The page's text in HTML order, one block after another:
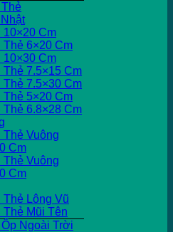
10×20 Cm
Thẻ 6×20 Cm
10×30 Cm
Thẻ 7.5×15 Cm
Thẻ 7.5×30 Cm
Thẻ 5×20 Cm
Thẻ 6.8×28 Cm
Thẻ Vuông
Cm
Thẻ Vuông
Cm
Thẻ Lông Vũ
Thẻ Mũi Tên
Ngoài Trời